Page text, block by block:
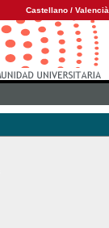
Castellano / Valencià